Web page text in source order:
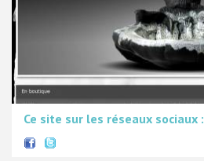
Ce site sur les réseaux sociaux :